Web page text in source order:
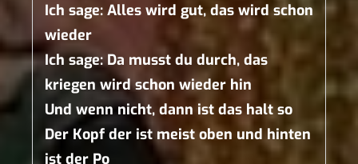
Ich sage: Alles wird gut, das wird schon
wieder
Ich sage: Da musst du durch, das
kriegen wird schon wieder hin
Und wenn nicht, dann ist das halt so
Der Kopf der ist meist oben und hinten
ist der Po